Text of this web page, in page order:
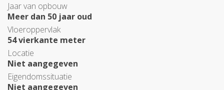
Jaar van opbouw
Meer dan 50 jaar oud
Vloeroppervlak
54 vierkante meter
Locatie
Niet aangegeven
Eigendomssituatie
Niet aangegeven